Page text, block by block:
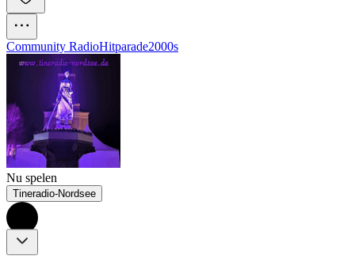
Community RadioHitparade2000s
Nu spelen
Tineradio-Nordsee